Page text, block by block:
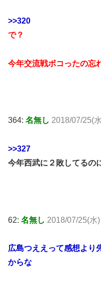
>>320
で？
今年交流戦ボコったの忘
364: 名無し 2018/07/25(
>>327
今年西武に２敗してるの
62: 名無し 2018/07/25(水
広島つええって感想より
からな